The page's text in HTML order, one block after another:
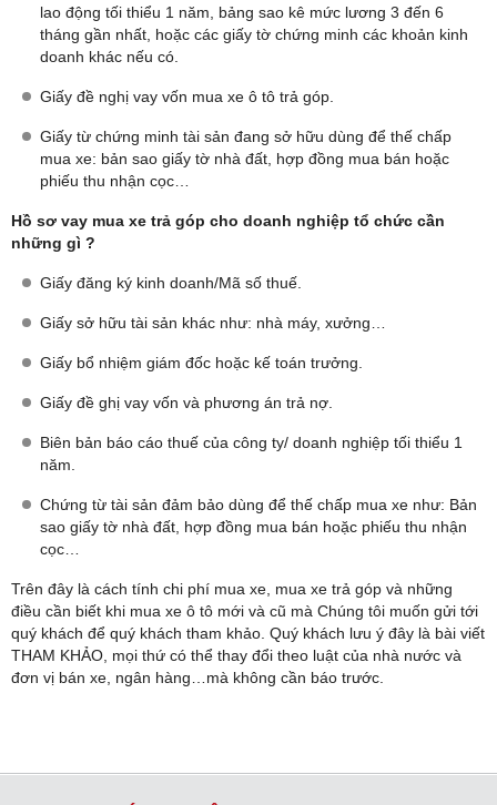
lao động tối thiểu 1 năm, bảng sao kê mức lương 3 đến 6
tháng gần nhất, hoặc các giấy tờ chứng minh các khoản kinh
doanh khác nếu có.
Giấy đề nghị vay vốn mua xe ô tô trả góp.
Giấy từ chứng minh tài sản đang sở hữu dùng để thế chấp
mua xe: bản sao giấy tờ nhà đất, hợp đồng mua bán hoặc
phiếu thu nhận cọc…
Hồ sơ vay mua xe trả góp cho doanh nghiệp tổ chức cần
những gì ?
Giấy đăng ký kinh doanh/Mã số thuế.
Giấy sở hữu tài sản khác như: nhà máy, xưởng…
Giấy bổ nhiệm giám đốc hoặc kế toán trưởng.
Giấy đề ghị vay vốn và phương án trả nợ.
Biên bản báo cáo thuế của công ty/ doanh nghiệp tối thiểu 1
năm.
Chứng từ tài sản đảm bảo dùng để thế chấp mua xe như: Bản
sao giấy tờ nhà đất, hợp đồng mua bán hoặc phiếu thu nhận
cọc…
Trên đây là cách tính chi phí mua xe, mua xe trả góp và những
điều cần biết khi mua xe ô tô mới và cũ mà Chúng tôi muốn gửi tới
quý khách để quý khách tham khảo. Quý khách lưu ý đây là bài viết
THAM KHẢO, mọi thứ có thể thay đổi theo luật của nhà nước và
đơn vị bán xe, ngân hàng…mà không cần báo trước.